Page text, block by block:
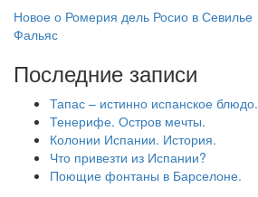
Новое о Ромерия дель Росио в Севилье
Фальяс
Последние записи
Тапас – истинно испанское блюдо.
Тенерифе. Остров мечты.
Колонии Испании. История.
Что привезти из Испании?
Поющие фонтаны в Барселоне.